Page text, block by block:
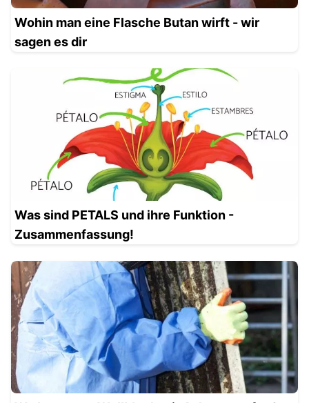
Wohin man eine Flasche Butan wirft - wir
sagen es dir
Was sind PETALS und ihre Funktion -
Zusammenfassung!